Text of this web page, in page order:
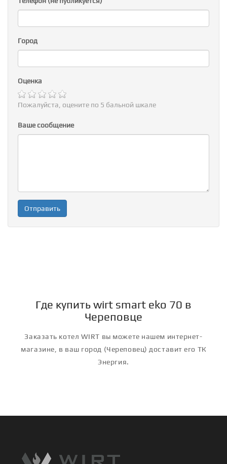
Город
Оценка
Пожалуйста, оцените по 5 бальной шкале
Ваше сообщение
Где купить wirt smart eko 70 в
Череповце
Заказать котел WIRT вы можете нашем интернет-
магазине, в ваш город (Череповец) доставит его ТК
Энергия.